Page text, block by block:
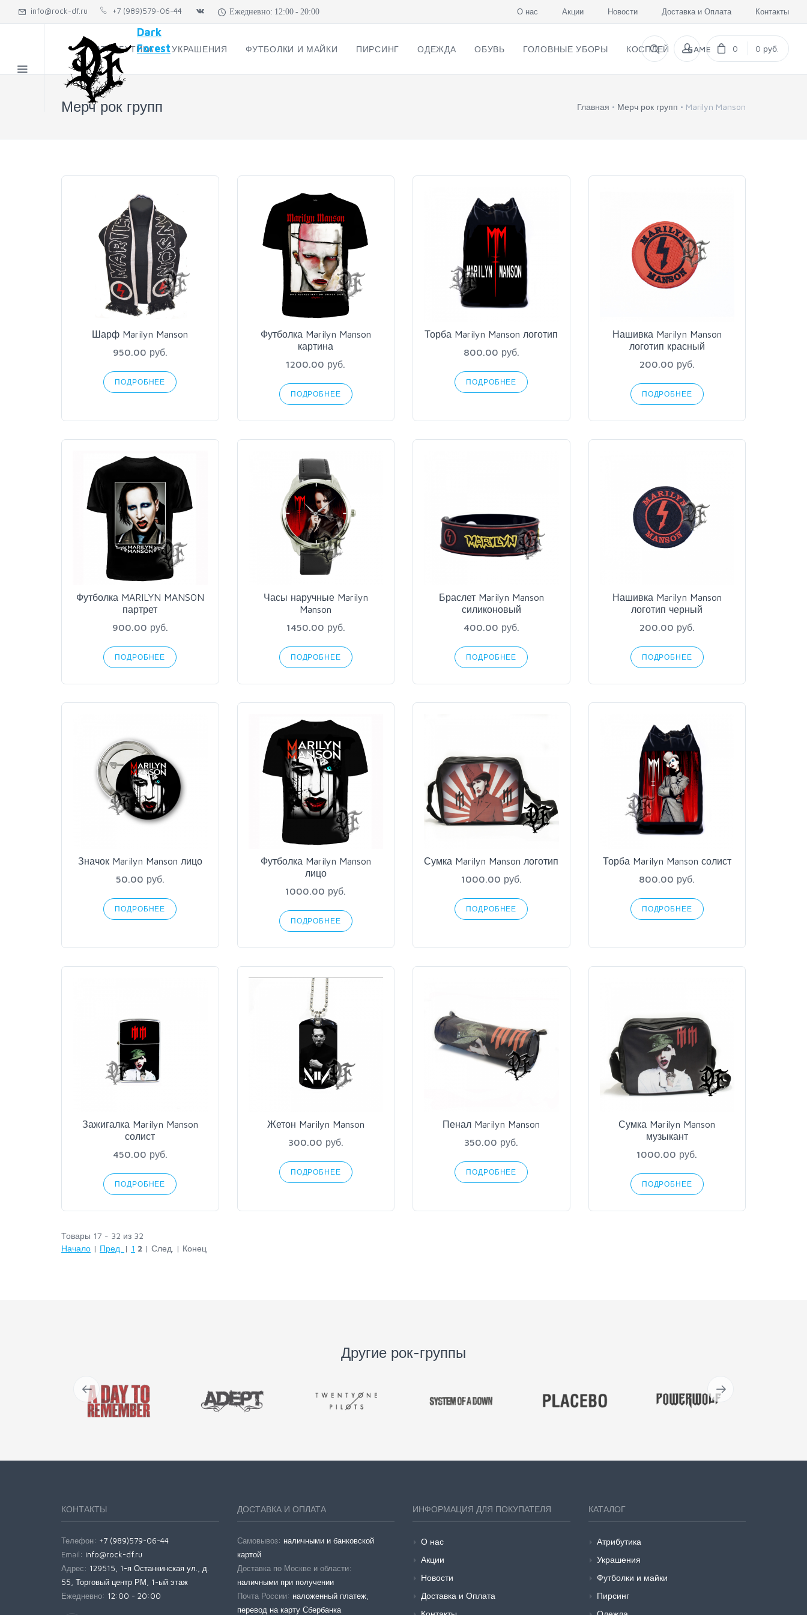
info@rock-df.ru +7 (989)579-06-44 Ежедневно: 12:00 - 20:00 О нас Акции Новости Доставка и Оплата Контакты
Dark
Forest
АТРИБУТИКА УКРАШЕНИЯ ФУТБОЛКИ И МАЙКИ ПИРСИНГ ОДЕЖДА ОБУВЬ ГОЛОВНЫЕ УБОРЫ КОСПЛЕЙ GAME 0 0 руб.
Мерч рок групп Главная Мерч рок групп Marilyn Manson
Шарф Marilyn Manson
950.00 руб.
ПОДРОБНЕЕ
Футболка Marilyn Manson
картина
1200.00 руб.
ПОДРОБНЕЕ
Торба Marilyn Manson логотип
800.00 руб.
ПОДРОБНЕЕ
Нашивка Marilyn Manson
логотип красный
200.00 руб.
ПОДРОБНЕЕ
Футболка MARILYN MANSON
партрет
900.00 руб.
ПОДРОБНЕЕ
Часы наручные Marilyn
Manson
1450.00 руб.
ПОДРОБНЕЕ
Браслет Marilyn Manson
силиконовый
400.00 руб.
ПОДРОБНЕЕ
Нашивка Marilyn Manson
логотип черный
200.00 руб.
ПОДРОБНЕЕ
Значок Marilyn Manson лицо
50.00 руб.
ПОДРОБНЕЕ
Футболка Marilyn Manson
лицо
1000.00 руб.
ПОДРОБНЕЕ
Сумка Marilyn Manson логотип
1000.00 руб.
ПОДРОБНЕЕ
Торба Marilyn Manson солист
800.00 руб.
ПОДРОБНЕЕ
Зажигалка Marilyn Manson
солист
450.00 руб.
ПОДРОБНЕЕ
Жетон Marilyn Manson
300.00 руб.
ПОДРОБНЕЕ
Пенал Marilyn Manson
350.00 руб.
ПОДРОБНЕЕ
Сумка Marilyn Manson
музыкант
1000.00 руб.
ПОДРОБНЕЕ
Товары 17 - 32 из 32
Начало | Пред. | 1 2 | След. | Конец
Другие рок-группы
КОНТАКТЫ
Телефон: +7 (989)579-06-44
Email: info@rock-df.ru
Адрес: 129515, 1-я Останкинская ул., д.
55, Торговый центр РМ, 1-ый этаж
Ежедневно: 12:00 - 20:00
ДОСТАВКА И ОПЛАТА
Самовывоз: наличными и банковской
картой
Доставка по Москве и области:
наличными при получении
Почта России: наложенный платеж,
перевод на карту Сбербанка
ИНФОРМАЦИЯ ДЛЯ ПОКУПАТЕЛЯ
О нас
Акции
Новости
Доставка и Оплата
КАТАЛОГ
Атрибутика
Украшения
Футболки и майки
Пирсинг